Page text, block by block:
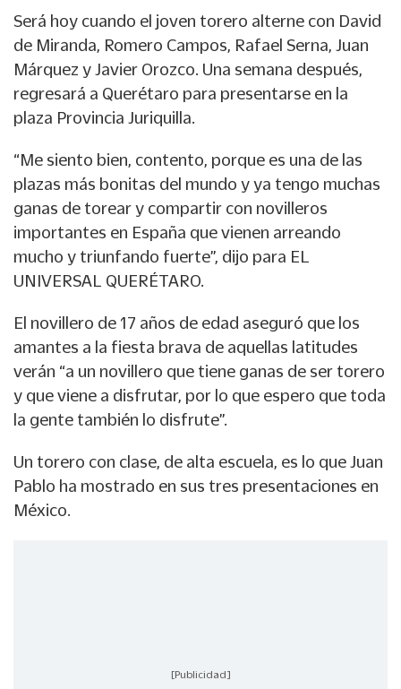
Será hoy cuando el joven torero alterne con David
de Miranda, Romero Campos, Rafael Serna, Juan
Márquez y Javier Orozco. Una semana después,
regresará a Querétaro para presentarse en la
plaza Provincia Juriquilla.
“Me siento bien, contento, porque es una de las
plazas más bonitas del mundo y ya tengo muchas
ganas de torear y compartir con novilleros
importantes en España que vienen arreando
mucho y triunfando fuerte”, dijo para EL
UNIVERSAL QUERÉTARO.
El novillero de 17 años de edad aseguró que los
amantes a la fiesta brava de aquellas latitudes
verán “a un novillero que tiene ganas de ser torero
y que viene a disfrutar, por lo que espero que toda
la gente también lo disfrute”.
Un torero con clase, de alta escuela, es lo que Juan
Pablo ha mostrado en sus tres presentaciones en
México.
[Publicidad]